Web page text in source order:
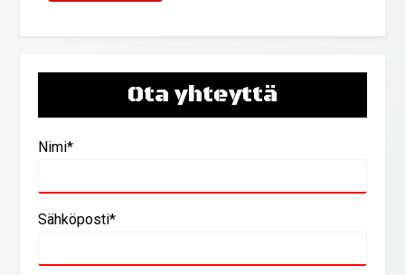
Ota yhteyttä
Nimi*
Sähköposti*